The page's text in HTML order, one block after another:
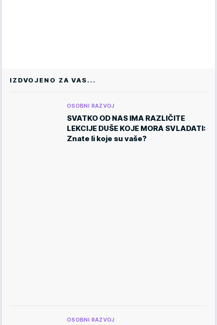
IZDVOJENO ZA VAS...
OSOBNI RAZVOJ
SVATKO OD NAS IMA RAZLIČITE
LEKCIJE DUŠE KOJE MORA SVLADATI:
Znate li koje su vaše?
OSOBNI RAZVOJ